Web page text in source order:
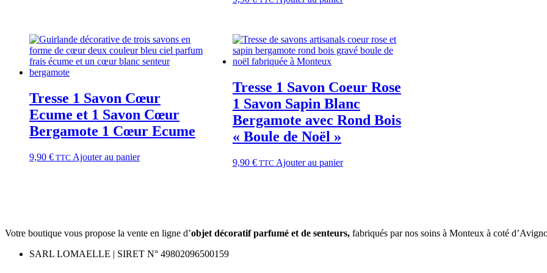
Tresse 1 Savon Cœur
Ecume et 1 Savon Cœur
Bergamote 1 Cœur Ecume
9,90 € TTC Ajouter au panier
Tresse 1 Savon Coeur Rose
1 Savon Sapin Blanc
Bergamote avec Rond Bois
« Boule de Noël »
9,90 €TTC Ajouter au panier
Votre boutique vous propose la vente en ligne d’objet décoratif parfumé et de senteurs, fabriqués par nos soins à Monteux à coté
SARL LOMAELLE | SIRET N° 49802096500159